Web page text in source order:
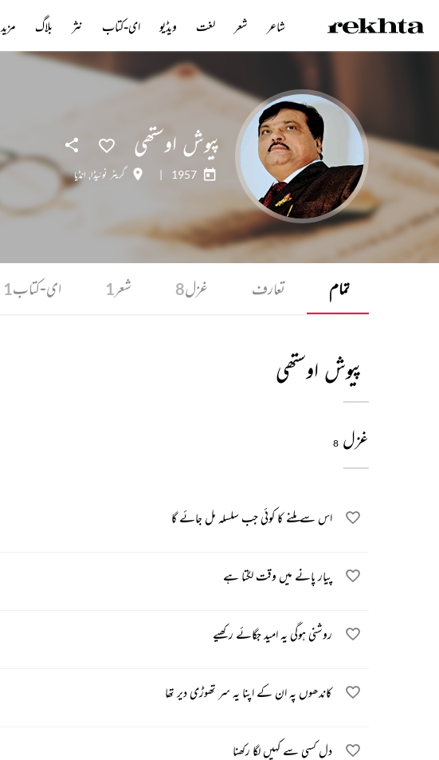
پیوش اوستھی
1957
| گریٹر نوئیڈا, انڈیا
تمام تعارف غزل8 شعر1 ای-کتاب1
پیوش اوستھی
غزل 8
اس سے ملنے کا کوئی جب سلسلہ مل جائے گا
پیار پانے میں وقت لگتا ہے
روشنی ہوگی یہ امید جگائے رکھیے
کاندھوں پہ ان کے اپنا یہ سر تھوڑی دیر تھا
دل کسی سے کہیں لگا رکھنا
شاعر شعر لغت ویڈیو ای-کتاب نثر بلاگ مزید